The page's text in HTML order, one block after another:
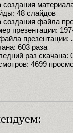
создания
48 слайдов
создания файла
презентации:
презентации:
603 раза
раз скачана:
4699